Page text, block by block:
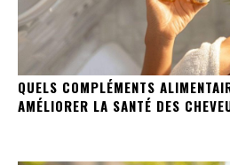
QUELS COMPLÉMENTS
AMÉLIORER LA SANTÉ DES